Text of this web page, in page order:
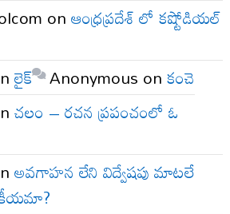
onఆంధ్రప్రదేశ్ లో కష్టోడియల్
లైక్ Anonymous onకంచె
చలం – రచన ప్రపంచంలో ఓ
అవగాహన లేని విద్వేషపు మాటలే